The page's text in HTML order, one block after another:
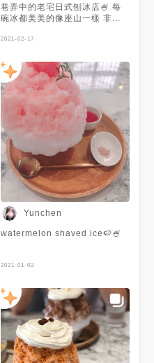
巷弄中的老宅日式刨冰店🍧 每
碗冰都美美的像座山一樣 非常
聽說這款是熱門招牌 上方是初
蓋 加上泰國紅茶特製的泰奶糖
漿 整個很泰味喔 鹹甜的組合甜
度上剛剛好 珍珠QQ的很好吃 #
莓女必吃 草莓季就是要吃草莓
才會變莓女😆 日式刨冰質地口
感很細緻 介於雪花跟剉冰之間
中間竟藏著鮮奶酪有驚喜!!! 我
覺得最大的招牌是 老闆娘親切
的笑容 加上裝潢好美喔 很網美
店👏 - - - - - - 🔺泰國鄰居的珍
珠奶茶 $150 🔺莓女必吃 $150
👉正常草莓只有一顆在上方，
其他草莓在底部 而首圖我是將
底部的草莓全放在上面才有此畫
面 - - - - - - 📍Lindaogebia #
你家隔壁 🏠嘉義市西區西門街
2021-02-17
Yunchen
watermelon shaved ice🍉🍧
2021-01-02